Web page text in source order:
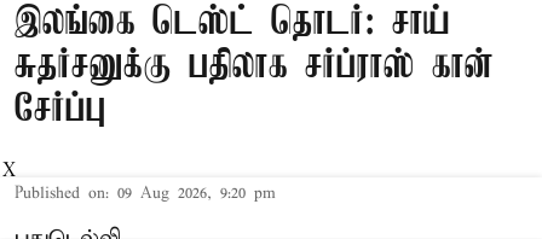
இலங்கை டெஸ்ட் தொடர்: சாய்
சுதர்சனுக்கு பதிலாக சர்ப்ராஸ் கான்
சேர்ப்பு
Published on: 09 Aug 2026, 9:20 pm
X